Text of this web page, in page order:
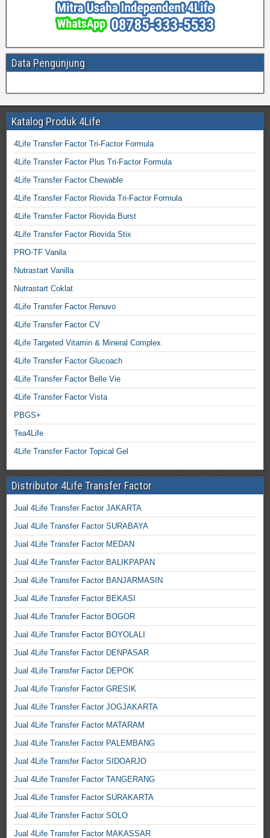
Data Pengunjung
Katalog Produk 4Life
4Life Transfer Factor Tri-Factor Formula
4Life Transfer Factor Plus Tri-Factor Formula
4Life Transfer Factor Chewable
4Life Transfer Factor Riovida Tri-Factor Formula
4Life Transfer Factor Riovida Burst
4Life Transfer Factor Riovida Stix
PRO-TF Vanila
Nutrastart Vanilla
Nutrastart Coklat
4Life Transfer Factor Renuvo
4Life Transfer Factor CV
4Life Targeted Vitamin & Mineral Complex
4Life Transfer Factor Glucoach
4Life Transfer Factor Belle Vie
4Life Transfer Factor Vista
PBGS+
Tea4Life
4Life Transfer Factor Topical Gel
Distributor 4Life Transfer Factor
Jual 4Life Transfer Factor JAKARTA
Jual 4Life Transfer Factor SURABAYA
Jual 4Life Transfer Factor MEDAN
Jual 4Life Transfer Factor BALIKPAPAN
Jual 4Life Transfer Factor BANJARMASIN
Jual 4Life Transfer Factor BEKASI
Jual 4Life Transfer Factor BOGOR
Jual 4Life Transfer Factor BOYOLALI
Jual 4Life Transfer Factor DENPASAR
Jual 4Life Transfer Factor DEPOK
Jual 4Life Transfer Factor GRESIK
Jual 4Life Transfer Factor JOGJAKARTA
Jual 4Life Transfer Factor MATARAM
Jual 4Life Transfer Factor PALEMBANG
Jual 4Life Transfer Factor SIDOARJO
Jual 4Life Transfer Factor TANGERANG
Jual 4Life Transfer Factor SURAKARTA
Jual 4Life Transfer Factor SOLO
Jual 4Life Transfer Factor MAKASSAR